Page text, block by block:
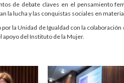
de debate claves en el pensamiento
la lucha y las conquistas sociales en
por la Unidad de Igualdad con la
apoyo del Instituto de la Mujer.